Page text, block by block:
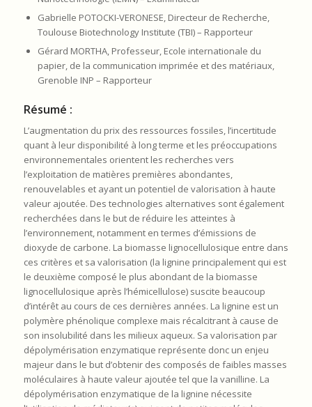
Gabrielle POTOCKI-VERONESE, Directeur de Recherche,
Toulouse Biotechnology Institute (TBI) – Rapporteur
Gérard MORTHA, Professeur, Ecole internationale du
papier, de la communication imprimée et des matériaux,
Grenoble INP – Rapporteur
Résumé :
L’augmentation du prix des ressources fossiles, l’incertitude
quant à leur disponibilité à long terme et les préoccupations
environnementales orientent les recherches vers
l’exploitation de matières premières abondantes,
renouvelables et ayant un potentiel de valorisation à haute
valeur ajoutée. Des technologies alternatives sont également
recherchées dans le but de réduire les atteintes à
l’environnement, notamment en termes d’émissions de
dioxyde de carbone. La biomasse lignocellulosique entre dans
ces critères et sa valorisation (la lignine principalement qui est
le deuxième composé le plus abondant de la biomasse
lignocellulosique après l’hémicellulose) suscite beaucoup
d’intérêt au cours de ces dernières années. La lignine est un
polymère phénolique complexe mais récalcitrant à cause de
son insolubilité dans les milieux aqueux. Sa valorisation par
dépolymérisation enzymatique représente donc un enjeu
majeur dans le but d’obtenir des composés de faibles masses
moléculaires à haute valeur ajoutée tel que la vanilline. La
dépolymérisation enzymatique de la lignine nécessite